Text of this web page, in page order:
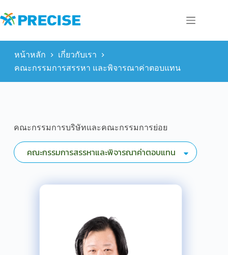
to
content
หน้าหลัก
เกี่ยวกับเรา
คณะกรรมการสรรหา และพิจารณาค่าตอบแทน
คณะกรรมการบริษัทและคณะกรรมการย่อย
คณะกรรมการสรรหาและพิจารณาค่าตอบแทน